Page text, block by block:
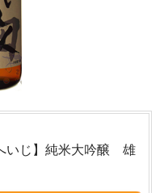
いじ】純米大吟醸 雄